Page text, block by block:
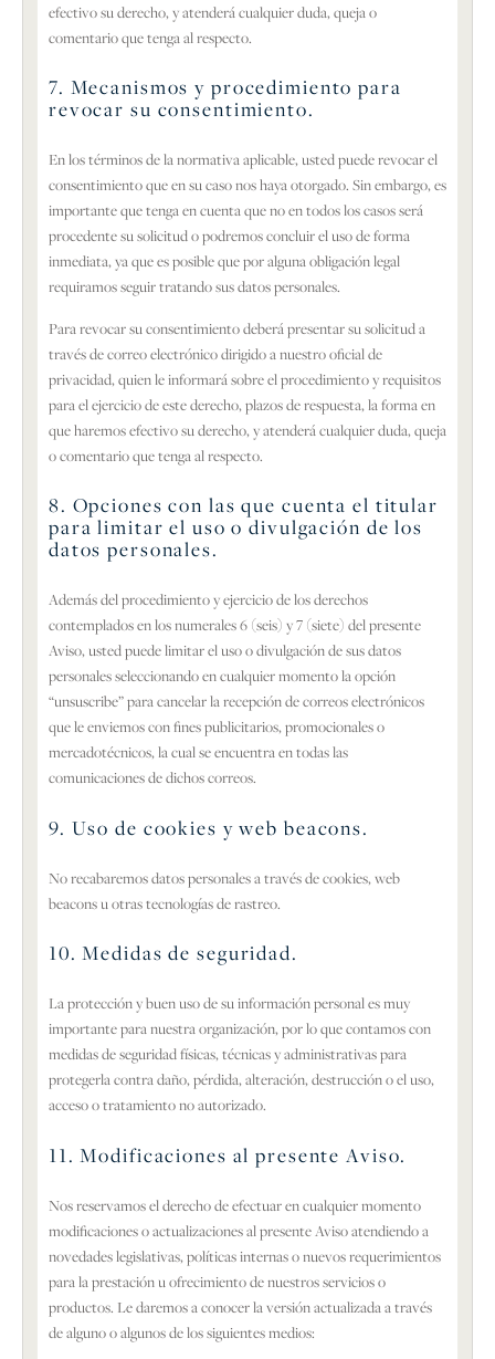
efectivo su derecho, y atenderá cualquier duda, queja o
comentario que tenga al respecto.
7. Mecanismos y procedimiento para
revocar su consentimiento.
En los términos de la normativa aplicable, usted puede revocar el
consentimiento que en su caso nos haya otorgado. Sin embargo, es
importante que tenga en cuenta que no en todos los casos será
procedente su solicitud o podremos concluir el uso de forma
inmediata, ya que es posible que por alguna obligación legal
requiramos seguir tratando sus datos personales.
Para revocar su consentimiento deberá presentar su solicitud a
través de correo electrónico dirigido a nuestro oficial de
privacidad, quien le informará sobre el procedimiento y requisitos
para el ejercicio de este derecho, plazos de respuesta, la forma en
que haremos efectivo su derecho, y atenderá cualquier duda, queja
o comentario que tenga al respecto.
8. Opciones con las que cuenta el titular
para limitar el uso o divulgación de los
datos personales.
Además del procedimiento y ejercicio de los derechos
contemplados en los numerales 6 (seis) y 7 (siete) del presente
Aviso, usted puede limitar el uso o divulgación de sus datos
personales seleccionando en cualquier momento la opción
“unsuscribe” para cancelar la recepción de correos electrónicos
que le enviemos con fines publicitarios, promocionales o
mercadotécnicos, la cual se encuentra en todas las
comunicaciones de dichos correos.
9. Uso de cookies y web beacons.
No recabaremos datos personales a través de cookies, web
beacons u otras tecnologías de rastreo.
10. Medidas de seguridad.
La protección y buen uso de su información personal es muy
importante para nuestra organización, por lo que contamos con
medidas de seguridad físicas, técnicas y administrativas para
protegerla contra daño, pérdida, alteración, destrucción o el uso,
acceso o tratamiento no autorizado.
11. Modificaciones al presente Aviso.
Nos reservamos el derecho de efectuar en cualquier momento
modificaciones o actualizaciones al presente Aviso atendiendo a
novedades legislativas, políticas internas o nuevos requerimientos
para la prestación u ofrecimiento de nuestros servicios o
productos. Le daremos a conocer la versión actualizada a través
de alguno o algunos de los siguientes medios: